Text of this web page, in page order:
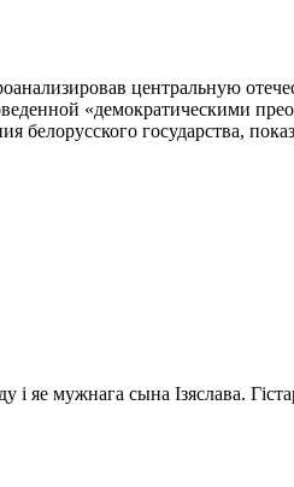
центральную
«демократическими
государства,
яе мужнага сына Ізяслава.